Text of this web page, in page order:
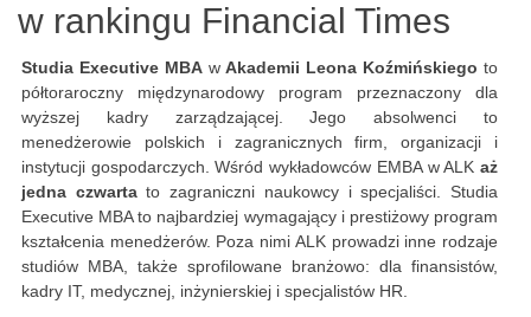
w rankingu Financial Times
Studia Executive MBAwAkademii Leona Koźmińskiego to
półtoraroczny międzynarodowy program przeznaczony dla
wyższej kadry zarządzającej. Jego absolwenci to
menedżerowie polskich i zagranicznych firm, organizacji i
instytucji gospodarczych. Wśród wykładowców EMBA w ALK aż
jedna czwartato zagraniczni naukowcy i specjaliści. Studia
Executive MBA to najbardziej wymagający i prestiżowy program
kształcenia menedżerów. Poza nimi ALK prowadzi inne rodzaje
studiów MBA, także sprofilowane branżowo: dla finansistów,
kadry IT, medycznej, inżynierskiej i specjalistów HR.